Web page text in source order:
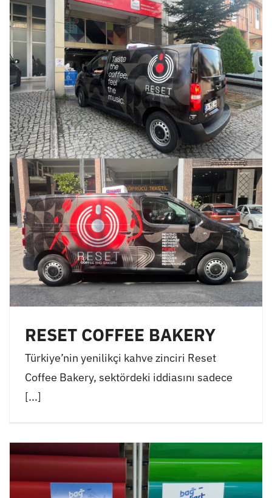
RESET COFFEE BAKERY
Türkiye’nin yenilikçi kahve zinciri Reset
Coffee Bakery, sektördeki iddiasını sadece
[...]